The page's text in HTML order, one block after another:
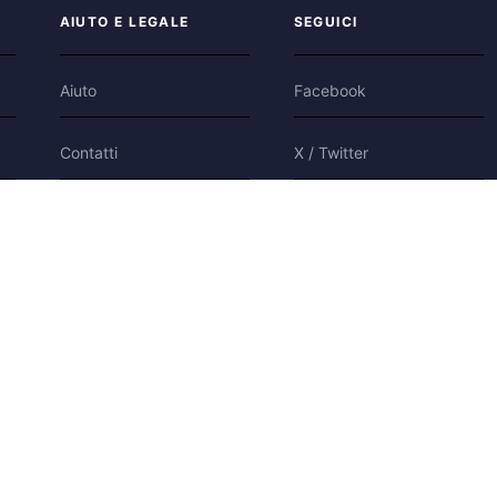
AIUTO E LEGALE
Aiuto
Contatti
SEGUICI
Facebook
X / Twitter